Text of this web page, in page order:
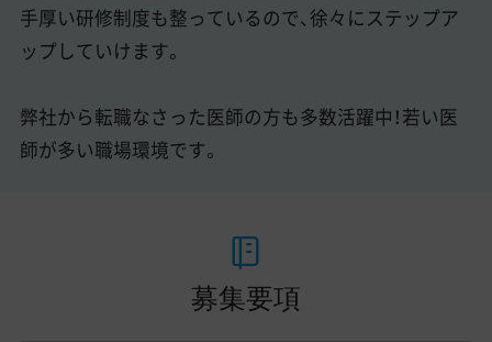
手厚い研修制度も整っているので、徐々にステップア
ップしていけます。
弊社から転職なさった医師の方も多数活躍中！若い医
師が多い職場環境です。
募集要項